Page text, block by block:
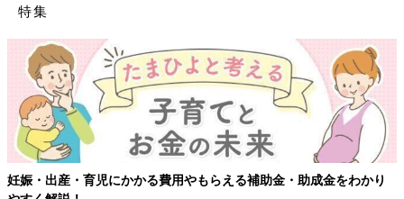
特集
育児にかかる費用やもらえる補助金・助成金をわかり
【ワクチ